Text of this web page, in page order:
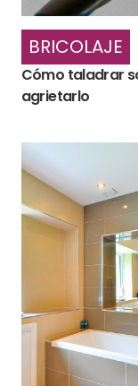
BRICOLAJE
Cómo taladrar
agrietarlo